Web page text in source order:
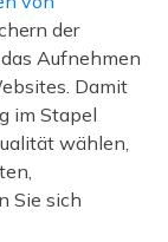
der
Aufnehmen
Damit
im Stapel
wählen,
Sie sich